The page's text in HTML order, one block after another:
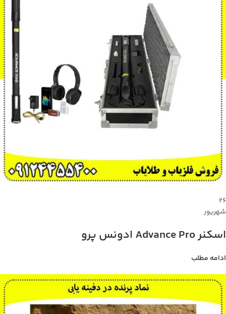
۲۶
شهریور
اسکنر Advance Pro ادونس پرو
ادامه مطلب